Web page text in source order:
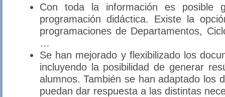
Con toda la información es posible
programación didáctica. Existe la
programaciones de Departamentos,
…
Se han mejorado y flexibilizado los
incluyendo la posibilidad de generar
alumnos. También se han adaptado los
puedan dar respuesta a las distintas